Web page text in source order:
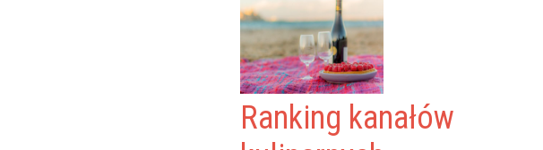
Ranking kanałów